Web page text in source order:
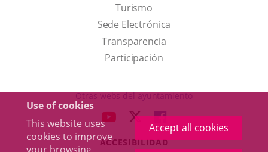
Use of cookies
This website uses
cookies to improve
Accept all cookies
TurismoThis
link
will
open
a
up
window.
Sede Electrónica
Transparencia
Participación
Otras webs del ayuntamiento
LINK
EXTERNAL
LINK
TO
EXTERNAL
LINK
TO
EXTERNAL
ACCESIBILIDAD